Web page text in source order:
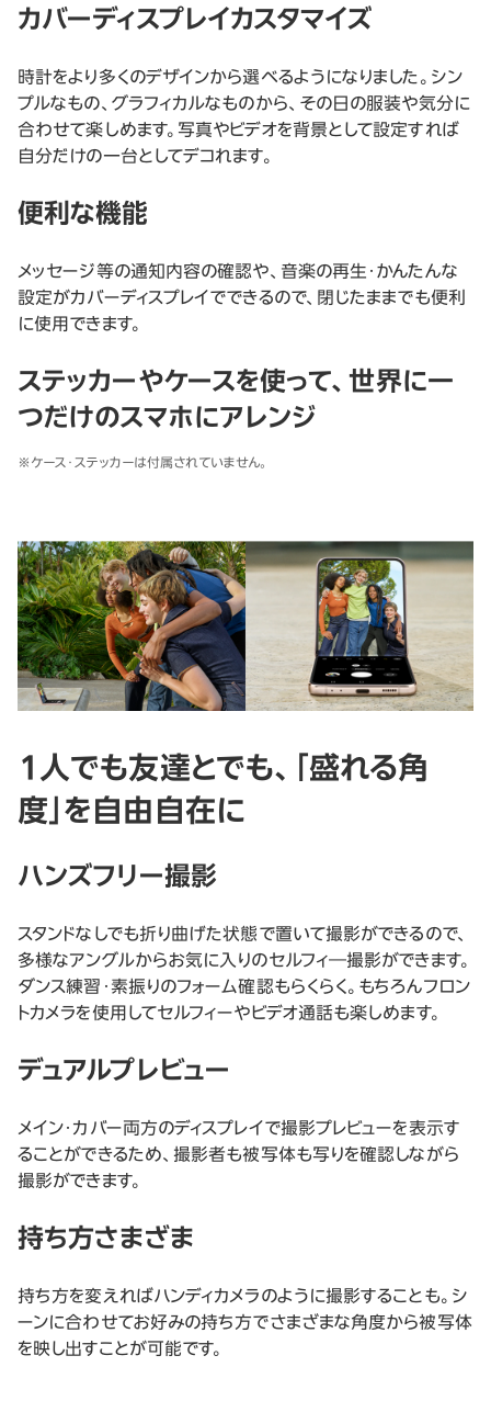
カバーディスプレイカスタマイズ
時計をより多くのデザインから選べるようになりました。シン
プルなもの、グラフィカルなものから、その日の服装や気分に
合わせて楽しめます。写真やビデオを背景として設定すれば
自分だけの一台としてデコれます。
便利な機能
メッセージ等の通知内容の確認や、音楽の再生・かんたんな
設定がカバーディスプレイでできるので、閉じたままでも便利
に使用できます。
ステッカーやケースを使って、世界に一
つだけのスマホにアレンジ
※ケース・ステッカーは付属されていません。
１人でも友達とでも、「盛れる角
度」を自由自在に
ハンズフリー撮影
スタンドなしでも折り曲げた状態で置いて撮影ができるので、
多様なアングルからお気に入りのセルフィ―撮影ができます。
ダンス練習・素振りのフォーム確認もらくらく。もちろんフロン
トカメラを使用してセルフィーやビデオ通話も楽しめます。
デュアルプレビュー
メイン・カバー両方のディスプレイで撮影プレビューを表示す
ることができるため、撮影者も被写体も写りを確認しながら
撮影ができます。
持ち方さまざま
持ち方を変えればハンディカメラのように撮影することも。シ
ーンに合わせてお好みの持ち方でさまざまな角度から被写体
を映し出すことが可能です。